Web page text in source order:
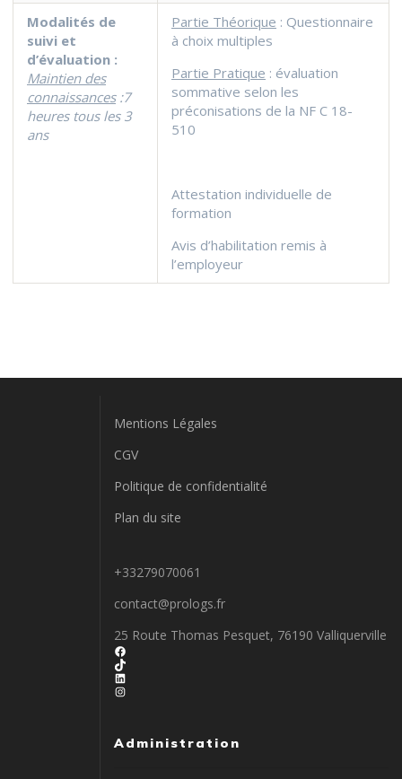
Modalités de
suivi et
d’évaluation :
Maintien des
connaissances:7
heures tous les 3
ans
Partie Théorique : Questionnaire
à choix multiples
Partie Pratique : évaluation
sommative selon les
préconisations de la NF C 18-
510
Attestation individuelle de
formation
Avis d’habilitation remis à
l’employeur
Mentions Légales
CGV
Politique de confidentialité
Plan du site
+33279070061
contact@prologs.fr
25 Route Thomas Pesquet, 76190 Valliquerville
Facebook
TikTok
LinkedIn
Instagram
Administration